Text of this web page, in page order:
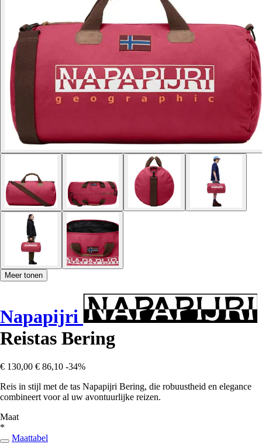
Meer tonen
Napapijri
Reistas Bering
€ 130,00 € 86,10 -34%
Reis in stijl met de tas Napapijri Bering, die robuustheid en elegance
combineert voor al uw avontuurlijke reizen.
Maat
*
Maattabel